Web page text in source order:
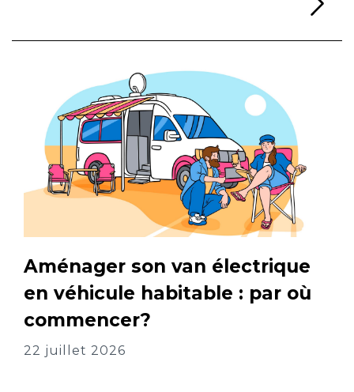
Aménager son van électrique
en véhicule habitable : par où
commencer?
22 juillet 2026